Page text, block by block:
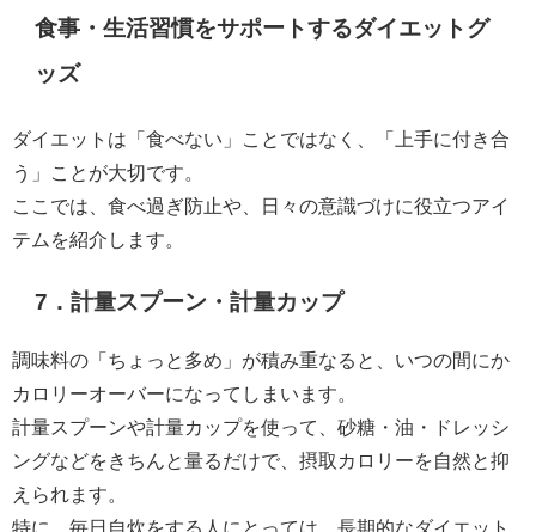
食事・生活習慣をサポートするダイエットグ
ッズ
ダイエットは「食べない」ことではなく、「上手に付き合
う」ことが大切です。
ここでは、食べ過ぎ防止や、日々の意識づけに役立つアイ
テムを紹介します。
7．計量スプーン・計量カップ
調味料の「ちょっと多め」が積み重なると、いつの間にか
カロリーオーバーになってしまいます。
計量スプーンや計量カップを使って、砂糖・油・ドレッシ
ングなどをきちんと量るだけで、摂取カロリーを自然と抑
えられます。
特に、毎日自炊をする人にとっては、長期的なダイエット